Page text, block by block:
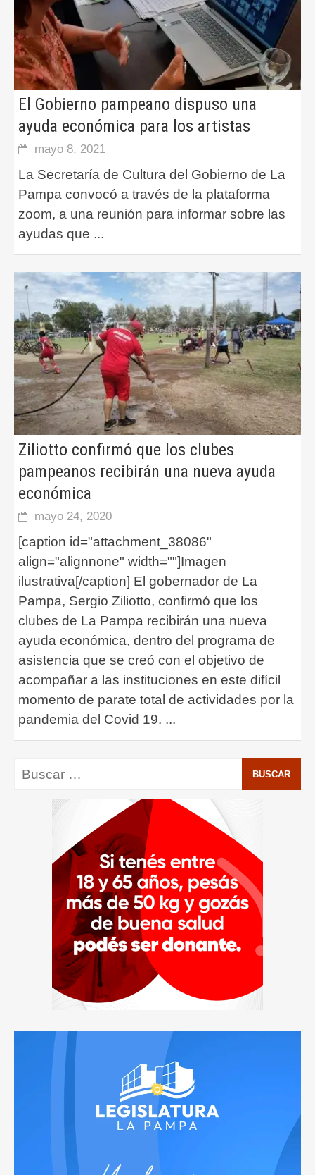
El Gobierno pampeano dispuso una
ayuda económica para los artistas
mayo 8, 2021
La Secretaría de Cultura del Gobierno de La
Pampa convocó a través de la plataforma
zoom, a una reunión para informar sobre las
ayudas que ...
Ziliotto confirmó que los clubes
pampeanos recibirán una nueva ayuda
económica
mayo 24, 2020
[caption id="attachment_38086"
align="alignnone" width=""]Imagen
ilustrativa[/caption] El gobernador de La
Pampa, Sergio Ziliotto, confirmó que los
clubes de La Pampa recibirán una nueva
ayuda económica, dentro del programa de
asistencia que se creó con el objetivo de
acompañar a las instituciones en este difícil
momento de parate total de actividades por la
pandemia del Covid 19. ...
Buscar: